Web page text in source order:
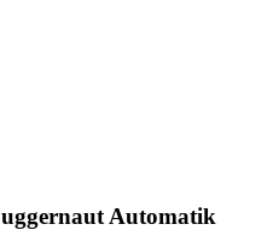
Automatik